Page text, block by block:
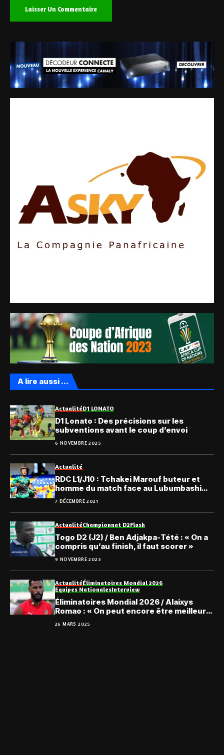
A lire aussi ...
ActualitéD1 LONATO
D1 Lonato : Des précisions sur les
subventions avant le coup d’envoi
6 NOVEMBRE 2025
Actualité
RDC L1/J10 : Tchakei Marouf buteur et
homme du match face au Lubumbashi
Sport (Vidéo)
7 DÉCEMBRE 2021
ActualitéChampionnat D2Flash
Togo D2 (J2) / Ben Adjakpa-Tété : « On a
compris qu’au finish, il faut scorer »
9 NOVEMBRE 2023
ActualitéÉliminatoires Mondial 2026
Equipes NationalesInterview
Éliminatoires Mondial 2026 / Alaixys
Romao : « On peut encore être meilleur
deuxième… »
26 MARS 2025